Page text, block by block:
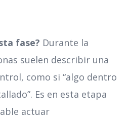
fase? Durante la
suelen describir una
como si “algo dentro
Es en esta etapa
actuar